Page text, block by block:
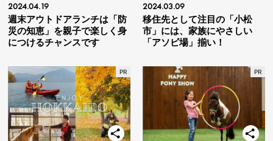
2024.04.19
週末アウトドアランチは「防
災の知恵」を親子で楽しく身
につけるチャンスです
2024.03.09
移住先として注目の「小松
市」には、家族にやさしい
「アソビ場」揃い！